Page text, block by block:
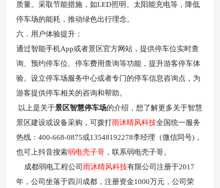
质量。采取节能措施，如LED照明、太阳能充电等，降低
停车场的能耗，推动绿色出行理念。
六．用户体验提升：
通过智能手机App或者景区官方网站，提供停车位实时查
询、预约停车位、停车费用查询等功能，提升游客停车体
验。设立停车场服务中心或者专门的停车信息咨询点，为
游客提供停车相关的咨询和帮助。
以上是关于景区智慧停车场的介绍，想了解更多关于智慧
景区建设或设备采购，可拨打雨沐晴风科技全国统一服务
热线：400-668-0875或13548192278李经理（微信同号)，
也可上抖音搜索弱电壳子哥 ，联系弱电壳子哥。
成都弱电工程公司雨沐晴风科技有限公司注册于2017
年，公司坐落于四川成都，注册资金1000万元，公司荣